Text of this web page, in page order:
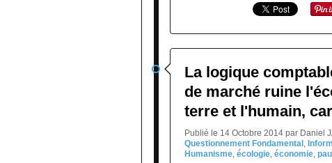
La logique
de marché ruine
terre et l'humain,
Publié le 14 Octobre 2014 par Daniel
Questionnement Fondamental ,
Humanisme, écologie, économie,